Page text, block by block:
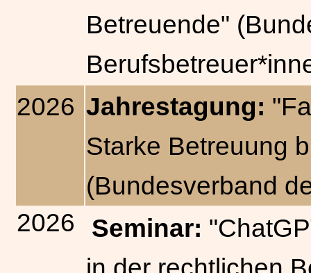
Betreuende"
2026 Jahrestagung:
Starke Betreuung
(Bundesverband
2026
Seminar: